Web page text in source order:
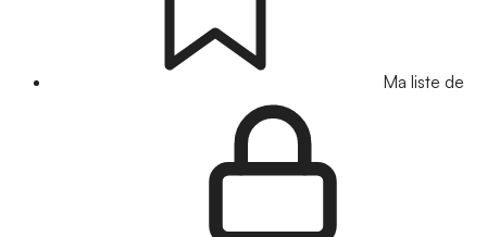
Ma liste de